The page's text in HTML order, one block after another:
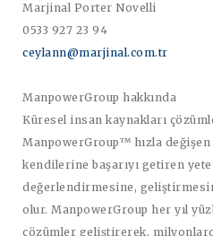
Marjinal Porter
0533 927 23 94
ceylann@marjinal.com.tr
ManpowerGroup hakkında
Küresel insan kaynakları
ManpowerGroup™ hızla
kendilerine başarıyı getiren
değerlendirmesine,
olur. ManpowerGroup her yıl
çözümler geliştirerek,